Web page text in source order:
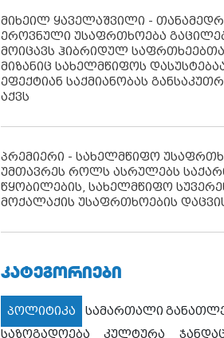
მიხეილ ყაველაშვილი -
ეროვნული უსაფრთხოება
მოიცავს ჰიბრიდულ
მიზანიც სახელმწიფოს
ეფექტიან საქმიანობას
აქვს
პრემიერი - სახელმწიფო
უმთავრეს როლს ასრულებს
წყობილების, სახელმწიფო
მოქალაქის უსაფრთხოების
ᲙᲐᲢᲔᲒᲝᲠᲘᲔᲑᲘ
პოლიტიკა სამართალი
საზოგადოება
კულტურა